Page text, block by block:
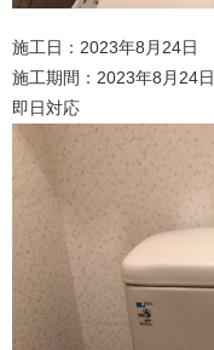
施工日：2023年8月24日
施工期間：2023年8月24日
即日対応